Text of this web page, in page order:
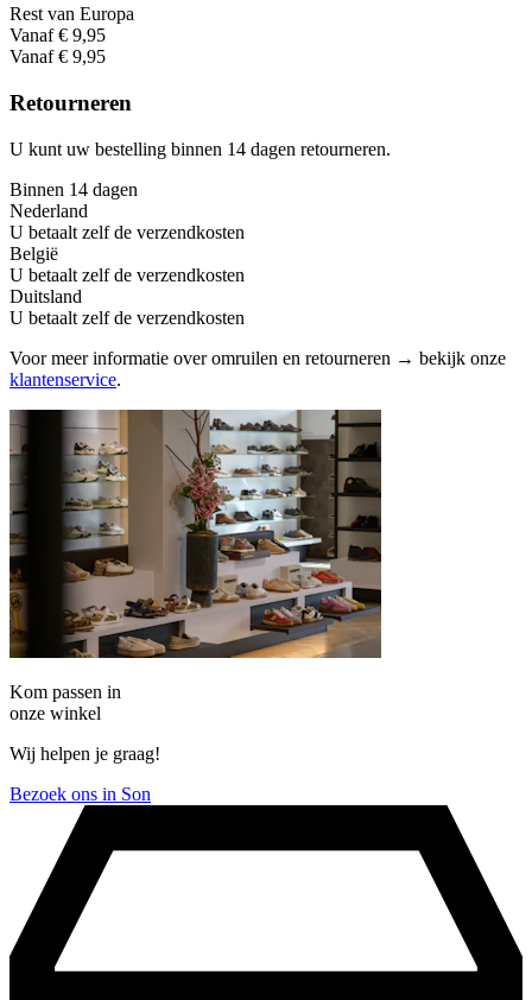
Rest van Europa
Vanaf € 9,95
Vanaf € 9,95
Retourneren
U kunt uw bestelling binnen 14 dagen retourneren.
Binnen 14 dagen
Nederland
U betaalt zelf de verzendkosten
België
U betaalt zelf de verzendkosten
Duitsland
U betaalt zelf de verzendkosten
Voor meer informatie over omruilen en retourneren → bekijk onze
klantenservice.
Kom passen in
onze winkel
Wij helpen je graag!
Bezoek ons in Son